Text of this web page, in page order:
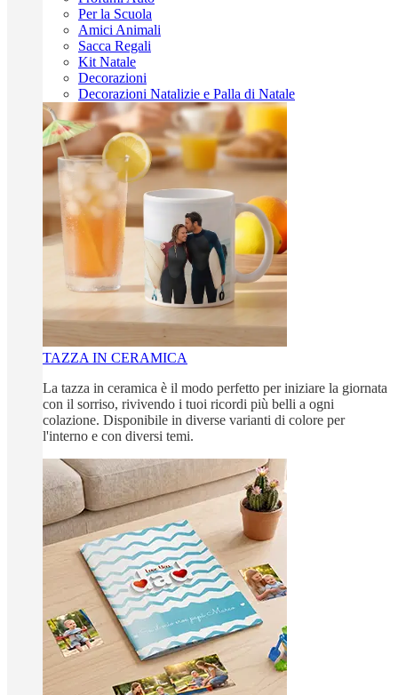
Per la Scuola
Amici Animali
Sacca Regali
Kit Natale
Decorazioni
Decorazioni Natalizie e Palla di Natale
TAZZA IN CERAMICA
La tazza in ceramica è il modo perfetto per iniziare la giornata
con il sorriso, rivivendo i tuoi ricordi più belli a ogni
colazione. Disponibile in diverse varianti di colore per
l'interno e con diversi temi.